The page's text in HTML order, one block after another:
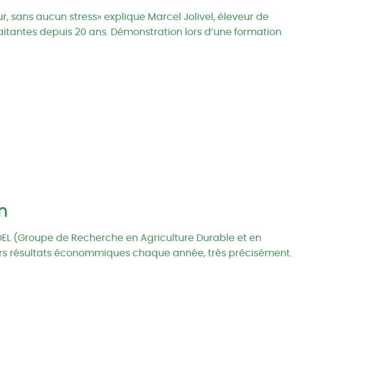
aucun stress» explique Marcel Jolivel, éleveur de
depuis 20 ans. Démonstration lors d’une formation
(Groupe de Recherche en Agriculture Durable et en
résultats économmiques chaque année, très précisément.